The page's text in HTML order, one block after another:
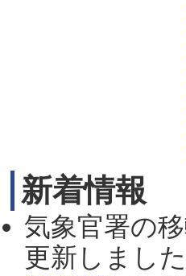
新着情報
気象官署の
更新しまし